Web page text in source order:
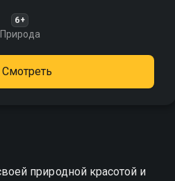
6+
Природа
Смотреть
природной красотой и